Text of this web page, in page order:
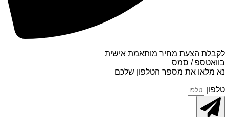
לקבלת הצעת מחיר מותאמת אישית
בוואטספ / סמס
נא מלאו את מספר הטלפון שלכם
טלפון